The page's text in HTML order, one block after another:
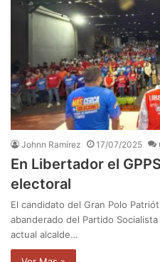
Johnn Ramírez 17/07/2025
En Libertador el
electoral
El candidato del Gran Polo
abanderado del Partido
actual alcalde…